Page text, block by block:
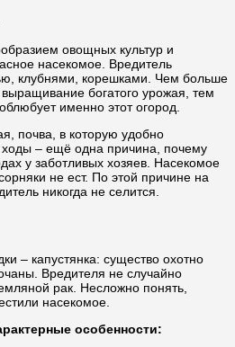
овощных культур и
насекомое. Вредитель
клубнями, корешками. Чем больше
богатого урожая, тем
именно этот огород.
почва, в которую удобно
ходы – ещё одна причина, почему
у заботливых хозяев. Насекомое
не ест. По этой причине на
никогда не селится.
– капустянка: существо охотно
Вредителя не случайно
рак. Несложно понять,
насекомое.
особенности: